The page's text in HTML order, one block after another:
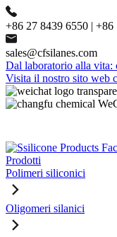
+86 27 8439 6550 | +86
sales@cfsilanes.com
Dal laboratorio alla vita:
Visita il nostro sito web
Prodotti
Polimeri siliconici
Oligomeri silanici